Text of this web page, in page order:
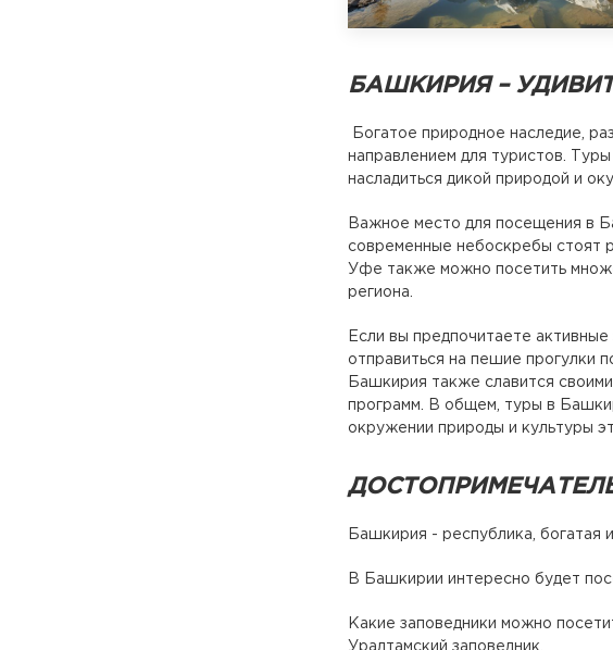
БАШКИРИЯ –
Богатое природное наследие,
направлением для туристов.
насладиться дикой природой и
Важное место для посещения в
современные небоскребы стоят
Уфе также можно посетить
региона.
Если вы предпочитаете
отправиться на пешие прогулки
Башкирия также славится
программ. В общем, туры в
окружении природы и культуры
Башкирия - республика, богатая
В Башкирии интересно будет
Какие заповедники можно
Уралтамский заповедник.